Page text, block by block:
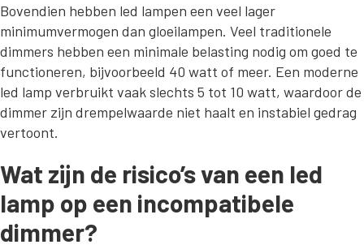
Bovendien hebben led lampen een veel lager
minimumvermogen dan gloeilampen. Veel traditionele
dimmers hebben een minimale belasting nodig om goed te
functioneren, bijvoorbeeld 40 watt of meer. Een moderne
led lamp verbruikt vaak slechts 5 tot 10 watt, waardoor de
dimmer zijn drempelwaarde niet haalt en instabiel gedrag
vertoont.
Wat zijn de risico’s van een led
lamp op een incompatibele
dimmer?